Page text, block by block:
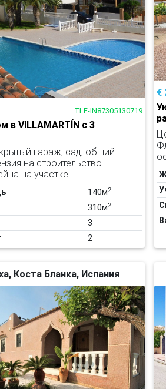
TLF-IN87305130719
в VILLAMARTÍN с 3
гараж, сад, общий
на строительство
на участке.
140м2
310м2
3
2
€
Коста Бланка, Испания